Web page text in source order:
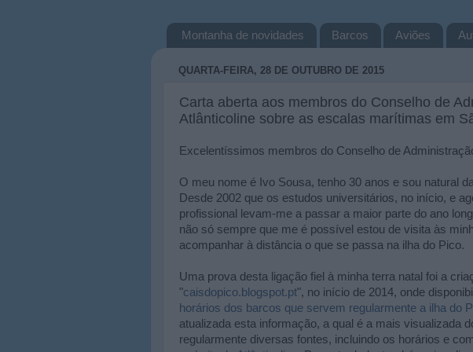
Montanha de novidades Barcos Aviões
QUARTA-FEIRA, 28 DE OUTUBRO DE 2015
Carta aberta aos membros do Conselho de
Atlânticoline sobre as escalas marítimas em
Excelentíssimos membros do Conselho de
O meu nome é Ivo Sousa, tenho 30 anos e sou natural
Desde 2002 que os estudos universitários, no início, e
profissional levam-me a passar a maior parte do ano
não só sempre que me é possível estou de visita às
acompanhar à distância o que se passa na ilha do Pico.
Uma prova desta ligação fiel à minha terra natal foi a
"caisdopico.blogspot.pt", no início de 2014, onde
horários dos barcos que servem regularmente a ilha do
atualizada esta informação, a qual é a mais visualizada
regularmente diversas fontes, incluindo os horários e